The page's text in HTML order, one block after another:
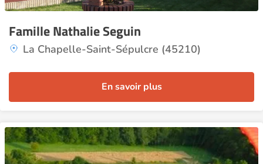
Famille Nathalie Seguin
La Chapelle-Saint-Sépulcre (45210)
En savoir plus